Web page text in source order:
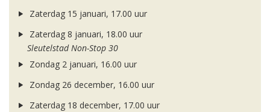
Zaterdag 15 januari, 17.00 uur
Zaterdag 8 januari, 18.00 uur
Sleutelstad Non-Stop 30
Zondag 2 januari, 16.00 uur
Zondag 26 december, 16.00 uur
Zaterdag 18 december, 17.00 uur